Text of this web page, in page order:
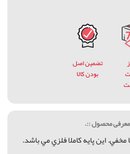
تضمین اصل
بودن کالا
محصول ::.
اين پايه كاملا فلزي مي باشد.